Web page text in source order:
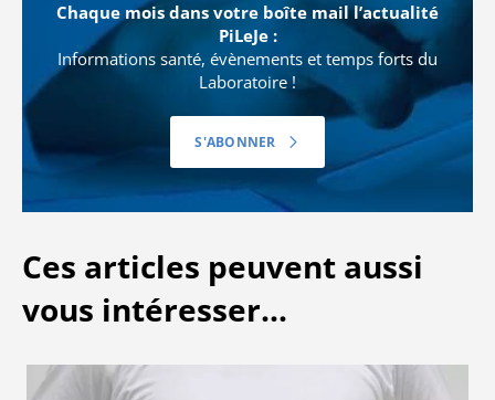
Chaque mois dans votre boîte mail l’actualité
PiLeJe :
Informations santé, évènements et temps forts du
Laboratoire !
S'ABONNER
Ces articles peuvent aussi
vous intéresser...